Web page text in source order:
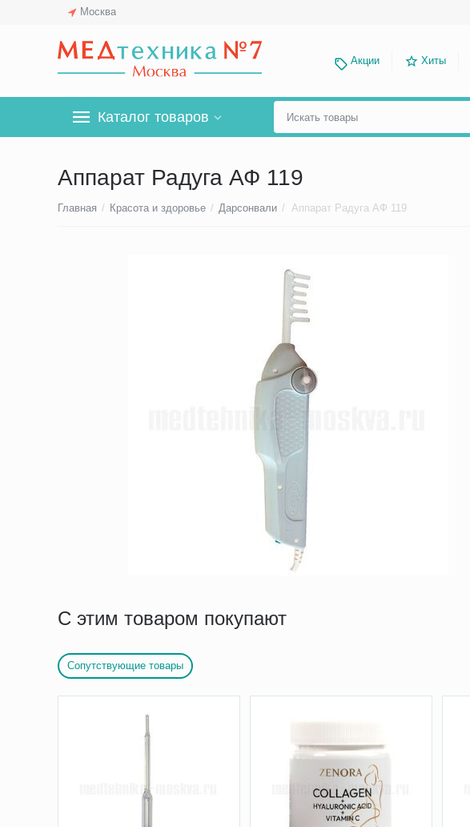
Москва
Акции Хиты
Каталог товаров
Аппарат Радуга АФ 119
Главная / Красота и здоровье / Дарсонвали / Аппарат Радуга АФ 119
С этим товаром покупают
Сопутствующие товары